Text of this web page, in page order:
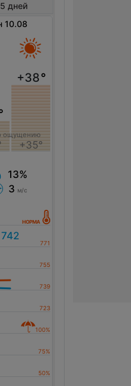
5 дней
10.08
+38°
+35°
ощущению
13%
3 м/с